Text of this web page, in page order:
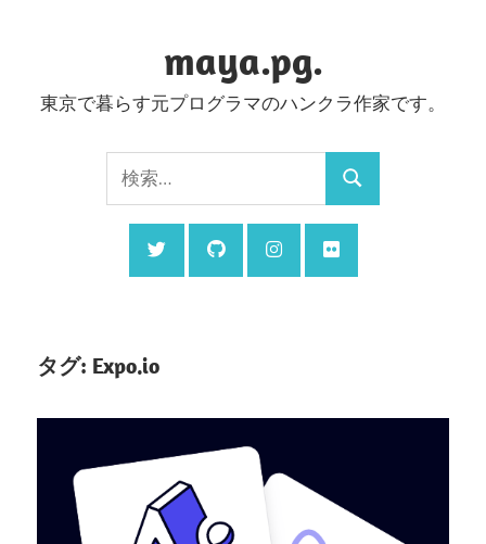
ン
maya.pg.
東京で暮らす元プログラマのハンクラ作家です。
索:
検
索
タグ: Expo.io